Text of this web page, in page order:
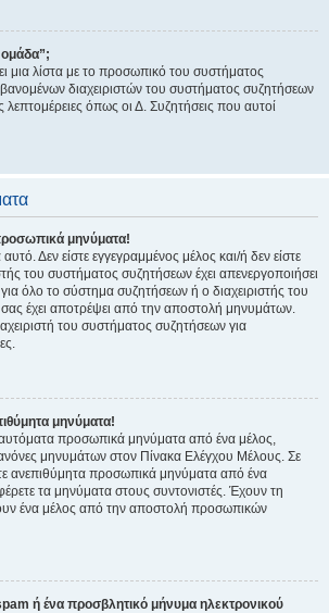
μια λίστα με το προσωπικό του συστήματος
διαχειριστών του συστήματος συζητήσεων
λεπτομέρειες όπως οι Δ. Συζητήσεις που αυτοί
μηνύματα!
Δεν είστε εγγεγραμμένος μέλος και/ή δεν είστε
του συστήματος συζητήσεων έχει απενεργοποιήσει
όλο το σύστημα συζητήσεων ή ο διαχειριστής του
έχει αποτρέψει από την αποστολή μηνυμάτων.
του συστήματος συζητήσεων για
μηνύματα!
προσωπικά μηνύματα από ένα μέλος,
μηνυμάτων στον Πίνακα Ελέγχου Μέλους. Σε
ανεπιθύμητα προσωπικά μηνύματα από ένα
τα μηνύματα στους συντονιστές. Έχουν τη
ένα μέλος από την αποστολή προσωπικών
ή ένα προσβλητικό μήνυμα ηλεκτρονικού